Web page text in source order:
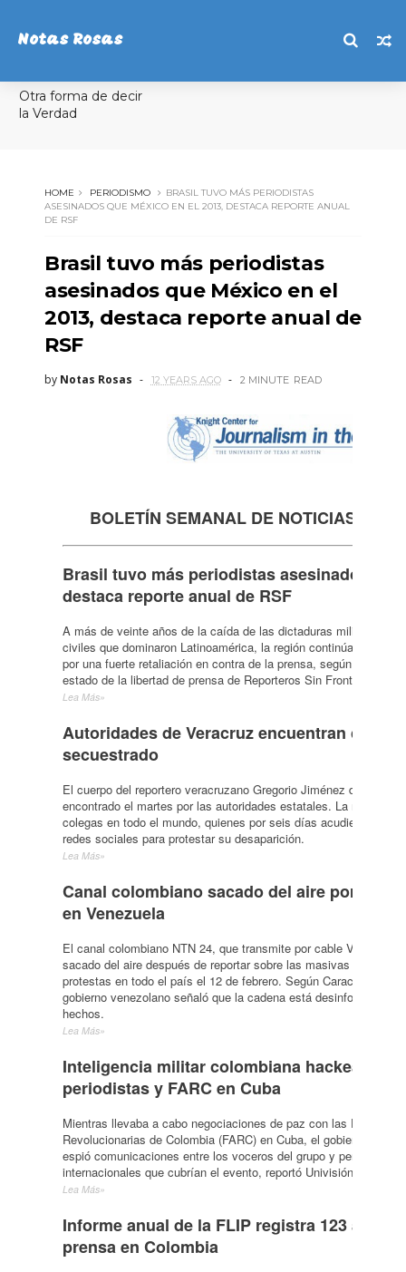
Notas Rosas
Otra forma de decir
la Verdad
HOME PERIODISMO
BRASIL TUVO MÁS PERIODISTAS
ASESINADOS QUE MÉXICO EN EL 2013, DESTACA REPORTE ANUAL
DE RSF
Brasil tuvo más periodistas
asesinados que México en el
2013, destaca reporte anual de
RSF
by Notas Rosas 12 YEARS AGO 2 MINUTE READ
BOLETÍN SEMANAL DE NOTICIAS
Brasil tuvo más periodistas asesinados que
destaca reporte anual de RSF
A más de veinte años de la caída de las dictaduras militares y
civiles que dominaron Latinoamérica, la región continúa siendo
por una fuerte retaliación en contra de la prensa, según el índice
estado de la libertad de prensa de Reporteros Sin Fronteras.
Lea Más»
Autoridades de Veracruz encuentran
secuestrado
El cuerpo del reportero veracruzano Gregorio Jiménez de la Cruz
encontrado el martes por las autoridades estatales. La noticia
colegas en todo el mundo, quienes por seis días acudieron a las
redes sociales para protestar su desaparición.
Lea Más»
Canal colombiano sacado del aire por
en Venezuela
El canal colombiano NTN 24, que transmite por cable
sacado del aire después de reportar sobre las masivas marchas
protestas en todo el país el 12 de febrero. Según Caracol Radio,
gobierno venezolano señaló que la cadena está desinformando
hechos.
Lea Más»
Inteligencia militar colombiana hackea
periodistas y FARC en Cuba
Mientras llevaba a cabo negociaciones de paz con las Fuerzas
Revolucionarias de Colombia (FARC) en Cuba, el gobierno
espió comunicaciones entre los voceros del grupo y periodistas
internacionales que cubrían el evento, reportó Univisión.
Lea Más»
Informe anual de la FLIP registra 123
prensa en Colombia